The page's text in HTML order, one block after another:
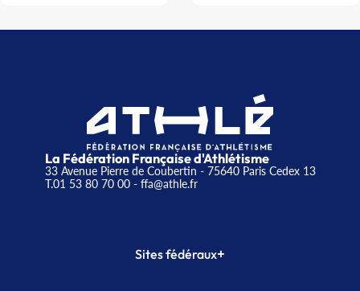
La Fédération Française d'Athlétisme
33 Avenue Pierre de Coubertin - 75640 Paris Cedex 13
T.01 53 80 70 00- ffa@athle.fr
Sites fédéraux+